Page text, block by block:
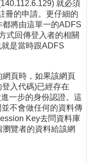
就必須
冊的申請。更仔細的
將由這單一的ADFS
式回傳登入者的相關
是當時跟ADFS
頁時，如果該網頁
入代碼)已經存在
一步的身份認證。這
不會做任何的資料傳
Key去問資料庫
覽者的資料給該網